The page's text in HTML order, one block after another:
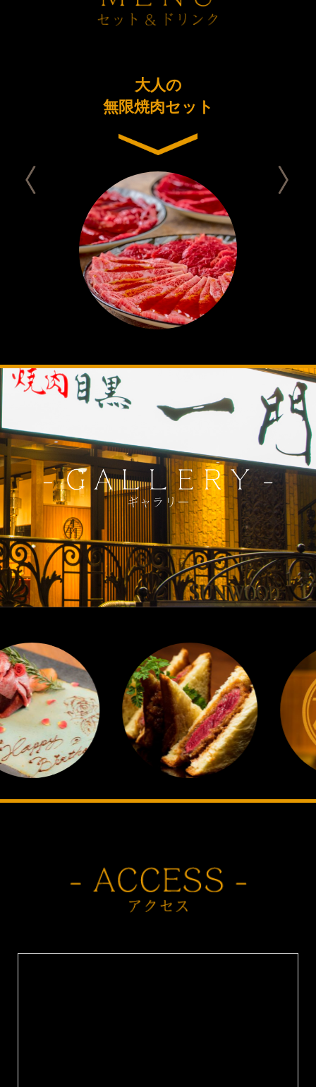
大人の
無限焼肉セット